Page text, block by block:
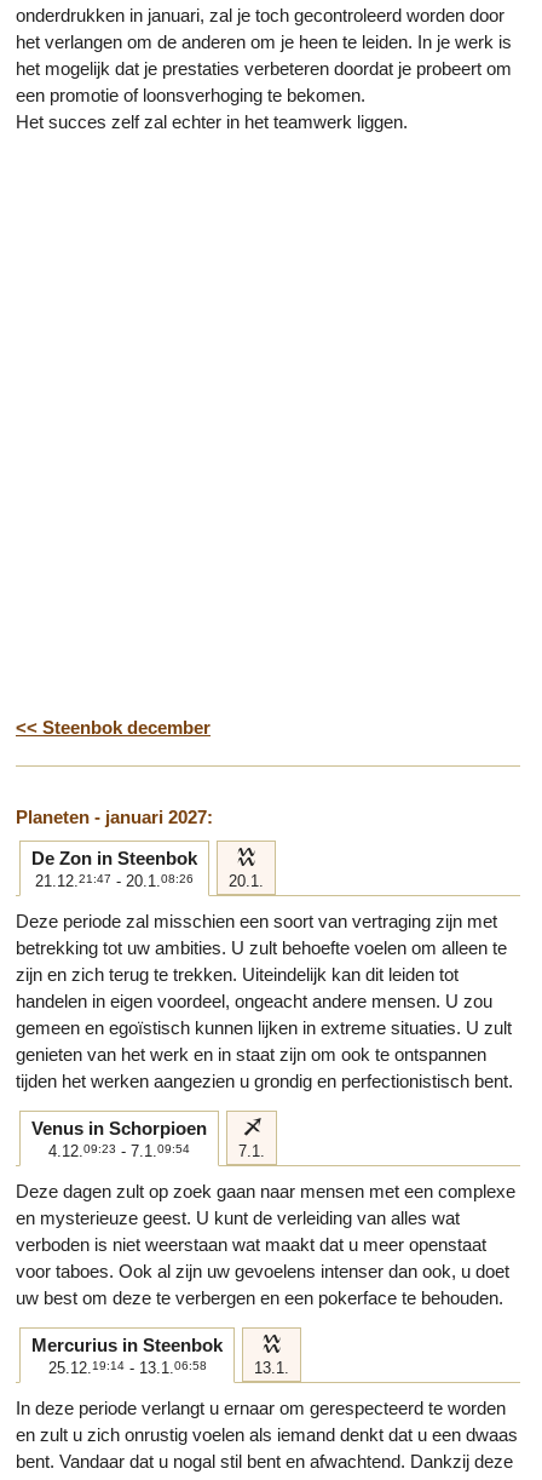
onderdrukken in januari, zal je toch gecontroleerd worden door
het verlangen om de anderen om je heen te leiden. In je werk is
het mogelijk dat je prestaties verbeteren doordat je probeert om
een promotie of loonsverhoging te bekomen.
Het succes zelf zal echter in het teamwerk liggen.
<< Steenbok december
Planeten - januari 2027:
De Zon in Steenbok
21.12.21:47 - 20.1.08:26
k
20.1.
Deze periode zal misschien een soort van vertraging zijn met
betrekking tot uw ambities. U zult behoefte voelen om alleen te
zijn en zich terug te trekken. Uiteindelijk kan dit leiden tot
handelen in eigen voordeel, ongeacht andere mensen. U zou
gemeen en egoïstisch kunnen lijken in extreme situaties. U zult
genieten van het werk en in staat zijn om ook te ontspannen
tijden het werken aangezien u grondig en perfectionistisch bent.
Venus in Schorpioen
4.12.09:23 - 7.1.09:54
i
7.1.
Deze dagen zult op zoek gaan naar mensen met een complexe
en mysterieuze geest. U kunt de verleiding van alles wat
verboden is niet weerstaan wat maakt dat u meer openstaat
voor taboes. Ook al zijn uw gevoelens intenser dan ook, u doet
uw best om deze te verbergen en een pokerface te behouden.
Mercurius in Steenbok
25.12.19:14- 13.1.06:58
k
13.1.
In deze periode verlangt u ernaar om gerespecteerd te worden
en zult u zich onrustig voelen als iemand denkt dat u een dwaas
bent. Vandaar dat u nogal stil bent en afwachtend. Dankzij deze